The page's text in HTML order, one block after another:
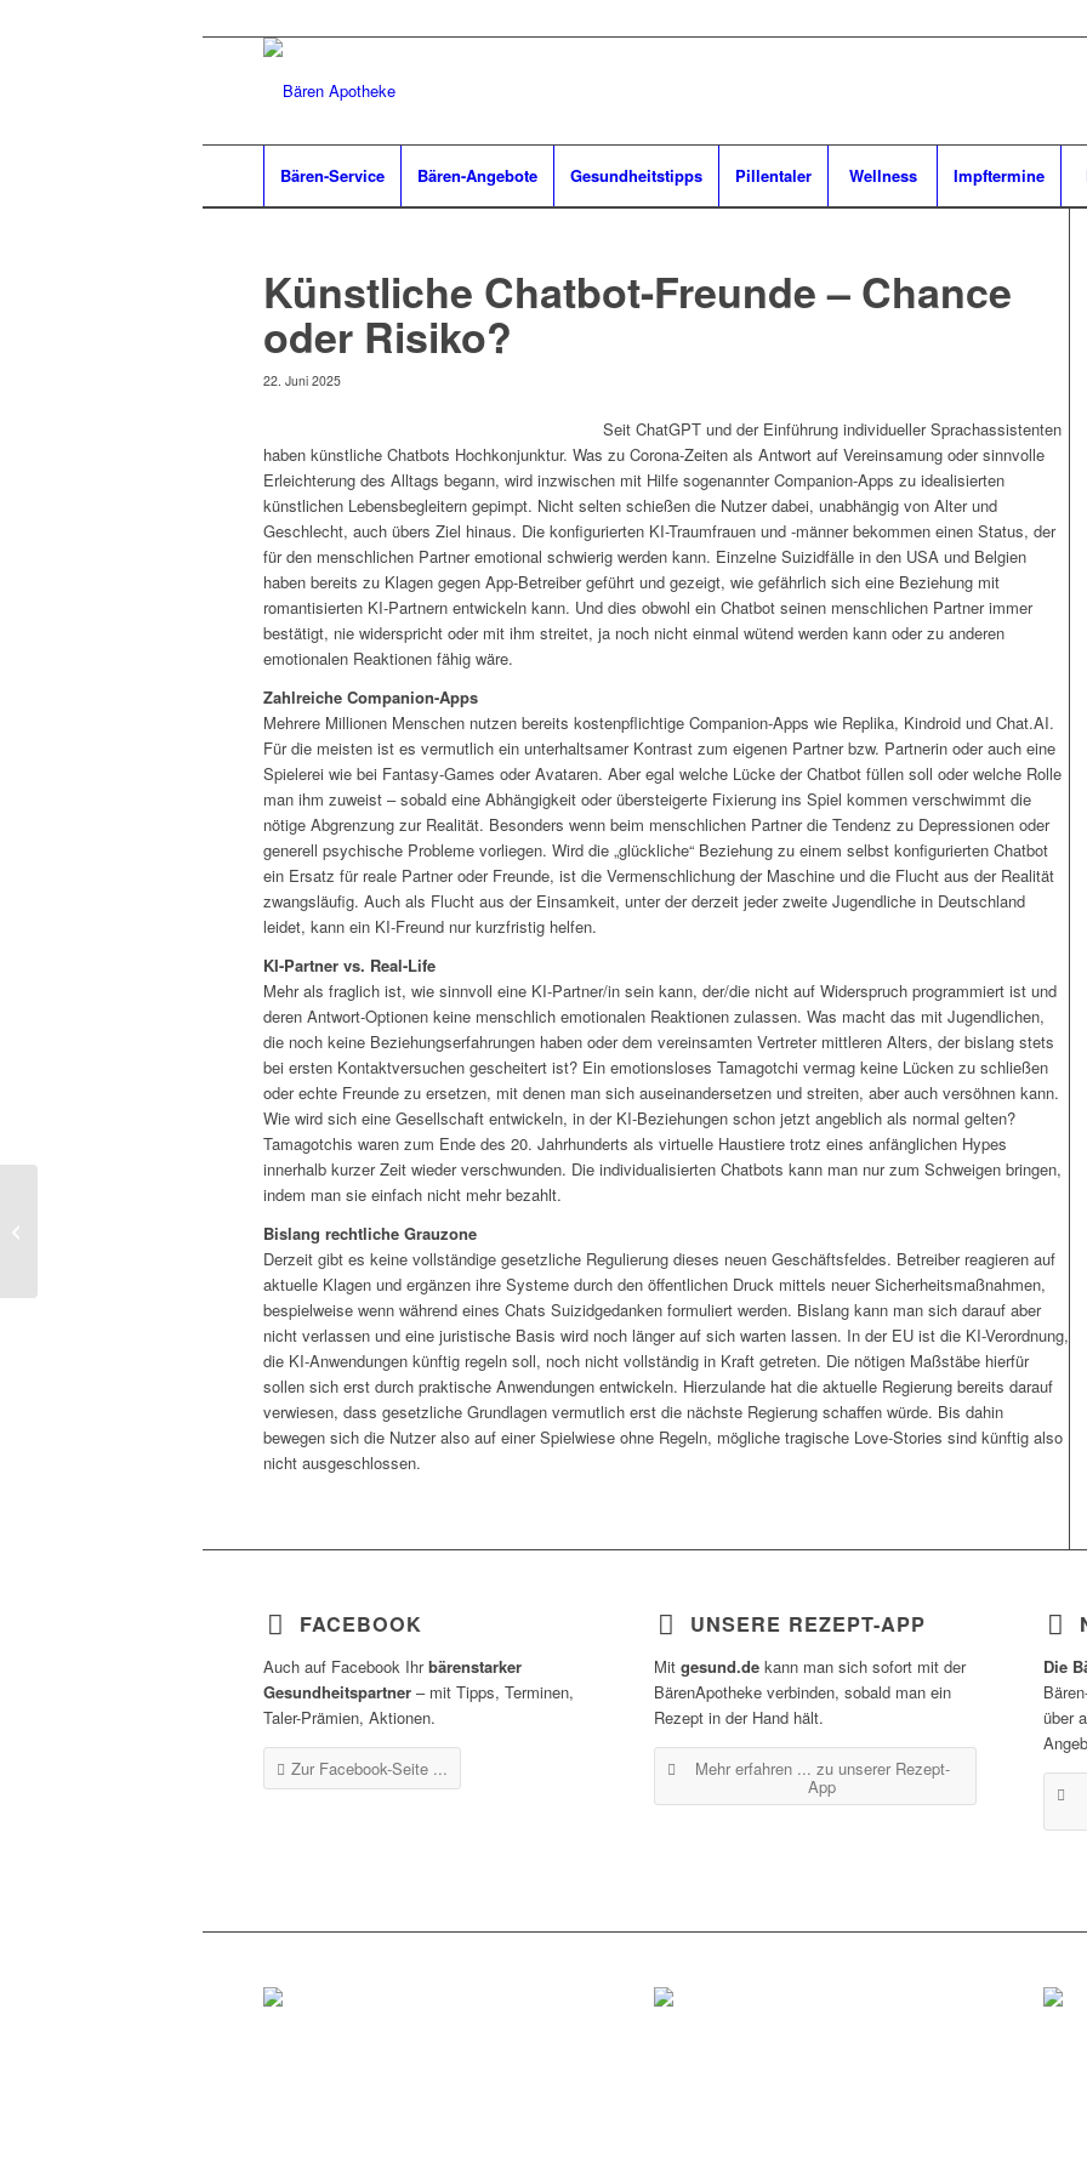
Bären-Service Bären-Angebote Gesundheitstipps Pillentaler Wellness Impftermine
Künstliche Chatbot-Freunde – Chance
oder Risiko?
22. Juni 2025
Seit ChatGPT und der Einführung individueller Sprachassistenten
haben künstliche Chatbots Hochkonjunktur. Was zu Corona-Zeiten als Antwort auf Vereinsamung oder sinnvolle
Erleichterung des Alltags begann, wird inzwischen mit Hilfe sogenannter Companion-Apps zu idealisierten
künstlichen Lebensbegleitern gepimpt. Nicht selten schießen die Nutzer dabei, unabhängig von Alter und
Geschlecht, auch übers Ziel hinaus. Die konfigurierten KI-Traumfrauen und -männer bekommen einen Status, der
für den menschlichen Partner emotional schwierig werden kann. Einzelne Suizidfälle in den USA und Belgien
haben bereits zu Klagen gegen App-Betreiber geführt und gezeigt, wie gefährlich sich eine Beziehung mit
romantisierten KI-Partnern entwickeln kann. Und dies obwohl ein Chatbot seinen menschlichen Partner immer
bestätigt, nie widerspricht oder mit ihm streitet, ja noch nicht einmal wütend werden kann oder zu anderen
emotionalen Reaktionen fähig wäre.
Zahlreiche Companion-Apps
Mehrere Millionen Menschen nutzen bereits kostenpflichtige Companion-Apps wie Replika, Kindroid und Chat.AI.
Für die meisten ist es vermutlich ein unterhaltsamer Kontrast zum eigenen Partner bzw. Partnerin oder auch eine
Spielerei wie bei Fantasy-Games oder Avataren. Aber egal welche Lücke der Chatbot füllen soll oder welche Rolle
man ihm zuweist – sobald eine Abhängigkeit oder übersteigerte Fixierung ins Spiel kommen verschwimmt die
nötige Abgrenzung zur Realität. Besonders wenn beim menschlichen Partner die Tendenz zu Depressionen oder
generell psychische Probleme vorliegen. Wird die „glückliche“ Beziehung zu einem selbst konfigurierten Chatbot
ein Ersatz für reale Partner oder Freunde, ist die Vermenschlichung der Maschine und die Flucht aus der Realität
zwangsläufig. Auch als Flucht aus der Einsamkeit, unter der derzeit jeder zweite Jugendliche in Deutschland
leidet, kann ein KI-Freund nur kurzfristig helfen.
KI-Partner vs. Real-Life
Mehr als fraglich ist, wie sinnvoll eine KI-Partner/in sein kann, der/die nicht auf Widerspruch programmiert ist und
deren Antwort-Optionen keine menschlich emotionalen Reaktionen zulassen. Was macht das mit Jugendlichen,
die noch keine Beziehungserfahrungen haben oder dem vereinsamten Vertreter mittleren Alters, der bislang stets
bei ersten Kontaktversuchen gescheitert ist? Ein emotionsloses Tamagotchi vermag keine Lücken zu schließen
oder echte Freunde zu ersetzen, mit denen man sich auseinandersetzen und streiten, aber auch versöhnen kann.
Wie wird sich eine Gesellschaft entwickeln, in der KI-Beziehungen schon jetzt angeblich als normal gelten?
Tamagotchis waren zum Ende des 20. Jahrhunderts als virtuelle Haustiere trotz eines anfänglichen Hypes
innerhalb kurzer Zeit wieder verschwunden. Die individualisierten Chatbots kann man nur zum Schweigen bringen,
indem man sie einfach nicht mehr bezahlt.
Bislang rechtliche Grauzone
Derzeit gibt es keine vollständige gesetzliche Regulierung dieses neuen Geschäftsfeldes. Betreiber reagieren auf
aktuelle Klagen und ergänzen ihre Systeme durch den öffentlichen Druck mittels neuer Sicherheitsmaßnahmen,
bespielweise wenn während eines Chats Suizidgedanken formuliert werden. Bislang kann man sich darauf aber
nicht verlassen und eine juristische Basis wird noch länger auf sich warten lassen. In der EU ist die KI-Verordnung,
die KI-Anwendungen künftig regeln soll, noch nicht vollständig in Kraft getreten. Die nötigen Maßstäbe hierfür
sollen sich erst durch praktische Anwendungen entwickeln. Hierzulande hat die aktuelle Regierung bereits darauf
verwiesen, dass gesetzliche Grundlagen vermutlich erst die nächste Regierung schaffen würde. Bis dahin
bewegen sich die Nutzer also auf einer Spielwiese ohne Regeln, mögliche tragische Love-Stories sind künftig also
nicht ausgeschlossen.
FACEBOOK
Auch auf Facebook Ihrbärenstarker
Gesundheitspartner – mit Tipps, Terminen,
Taler-Prämien, Aktionen.
Zur Facebook-Seite ...
UNSERE REZEPT-APP
Mit gesund.dekann man sich sofort mit der
BärenApotheke verbinden, sobald man ein
Rezept in der Hand hält.
Mehr erfahren ... zu unserer Rezept-
App
Die
über
Gesundheitsrisiko Sommerhitze!